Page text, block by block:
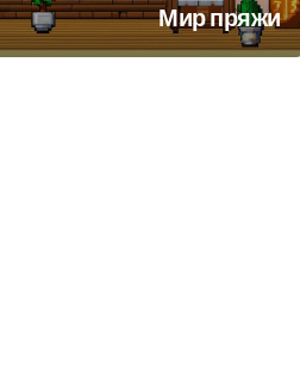
Мир пряжи